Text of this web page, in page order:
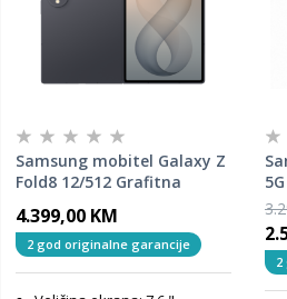
Samsung mobitel Galaxy Z
Fold8 12/512 Grafitna
4.399,00 KM
2 god originalne garancije